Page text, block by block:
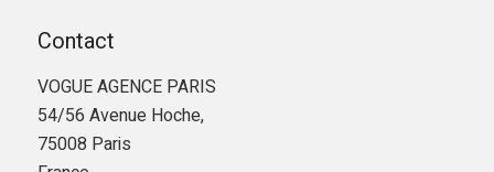
Contact
VOGUE AGENCE PARIS
54/56 Avenue Hoche,
75008 Paris